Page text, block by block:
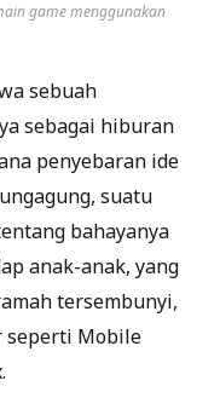
game menggunakan
sebuah
sebagai hiburan
penyebaran ide
suatu
bahayanya
anak-anak, yang
tersembunyi,
seperti Mobile